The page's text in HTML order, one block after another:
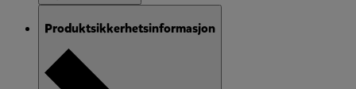
Produktsikkerhetsinformasjon